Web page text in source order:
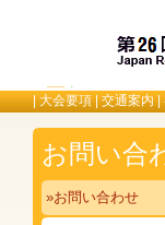
|大会要項|交通案内|
お問い合
»お問い合わせ